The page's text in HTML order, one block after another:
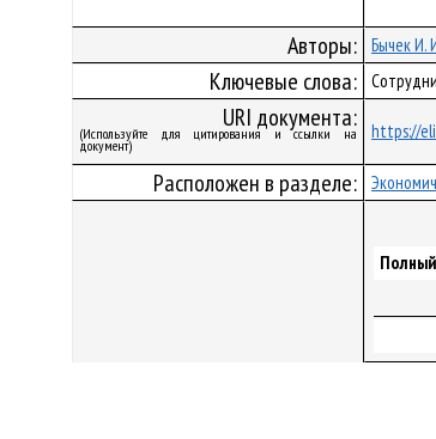
Авторы: Бычек И.
Ключевые слова:
URI документа:
(Используйте для цитирования и ссылки на
документ)
https://
Расположен в разделе: